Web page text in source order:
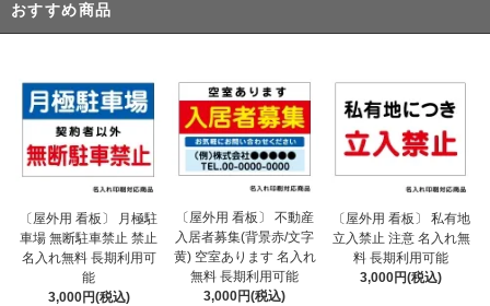
おすすめ商品
〔屋外用 看板〕 月極駐
車場 無断駐車禁止 禁止
名入れ無料 長期利用可
能
3,000円(税込)
〔屋外用 看板〕 不動産
入居者募集(背景赤/文字
黄) 空室あります 名入れ
無料 長期利用可能
3,000円(税込)
〔屋外用 看板〕 私有地
立入禁止 注意 名入れ無
料 長期利用可能
3,000円(税込)